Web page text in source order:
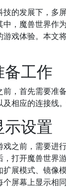
技的发展下，多
中，魔兽世界作
游戏体验。本文
备工作
前，首先需要准
及相应的连接线
示设置
戏之前，需要进
，打开魔兽世界
扩展模式、镜像
个屏幕上显示相